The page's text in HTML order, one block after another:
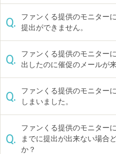
Q.
ファンくる提供のモニター
提出ができません。
Q.
ファンくる提供のモニター
出したのに催促のメールが来
Q.
ファンくる提供のモニター
しまいました。
Q.
ファンくる提供のモニター
までに提出が出来ない場合
か？